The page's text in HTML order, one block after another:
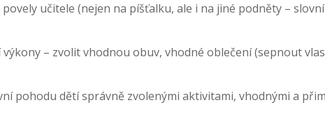
učitele (nejen na píšťalku, ale i na jiné podněty –
– zvolit vhodnou obuv, vhodné oblečení (sepnout
pohodu dětí správně zvolenými aktivitami, vhodnými a